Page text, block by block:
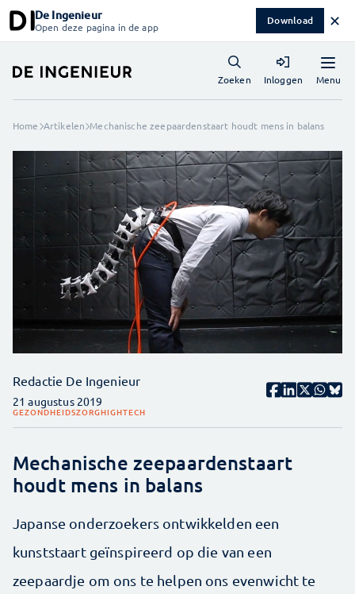
De Ingenieur
Open deze pagina in de app Download ✕
Menu
Zoeken Inloggen
Home Artikelen Mechanische zeepaardenstaart houdt mens in balans
Redactie De Ingenieur
21 augustus 2019
GEZONDHEIDSZORGHIGHTECH
Mechanische zeepaardenstaart
houdt mens in balans
Japanse onderzoekers ontwikkelden een
kunststaart geïnspireerd op die van een
zeepaardje om ons te helpen ons evenwicht te